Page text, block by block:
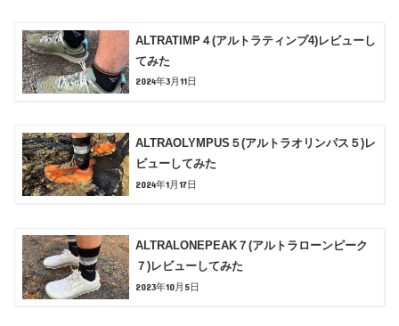
ALTRATIMP４(アルトラティンプ4)レビューし
てみた
2024年3月11日
ALTRAOLYMPUS５(アルトラオリンパス５)レ
ビューしてみた
2024年1月17日
ALTRALONEPEAK７(アルトラローンピーク
７)レビューしてみた
2023年10月5日